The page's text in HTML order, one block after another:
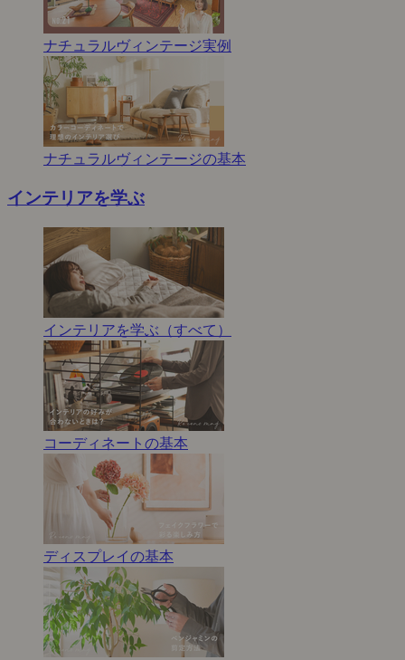
ナチュラルヴィンテージ実例
ナチュラルヴィンテージの基本
インテリアを学ぶ
インテリアを学ぶ（すべて）
コーディネートの基本
ディスプレイの基本